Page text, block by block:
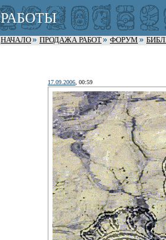
РАБОТЫ
НАЧАЛО ПРОДАЖА РАБОТ ФОРУМ
17.09.2006 , 00:59